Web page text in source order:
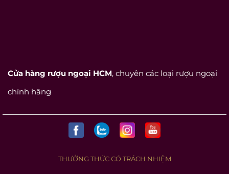
Cửa hàng rượu ngoại HCM, chuyên các loại rượu ngoại
chính hãng
THƯỞNG THỨC CÓ TRÁCH NHIỆM